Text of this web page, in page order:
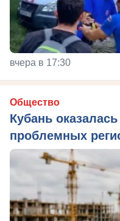
вчера в 17:30
Общество
Кубань
проблемных